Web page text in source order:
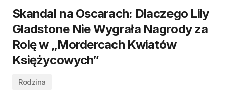
Skandal na Oscarach: Dlaczego Lily
Gladstone Nie Wygrała Nagrody za
Rolę w „Mordercach Kwiatów
Księżycowych”
Rodzina